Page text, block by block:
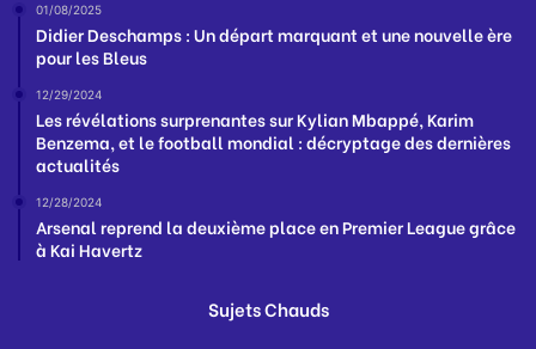
01/08/2025
Didier Deschamps : Un départ marquant et une nouvelle ère
pour les Bleus
12/29/2024
Les révélations surprenantes sur Kylian Mbappé, Karim
Benzema, et le football mondial : décryptage des dernières
actualités
12/28/2024
Arsenal reprend la deuxième place en Premier League grâce
à Kai Havertz
Sujets Chauds